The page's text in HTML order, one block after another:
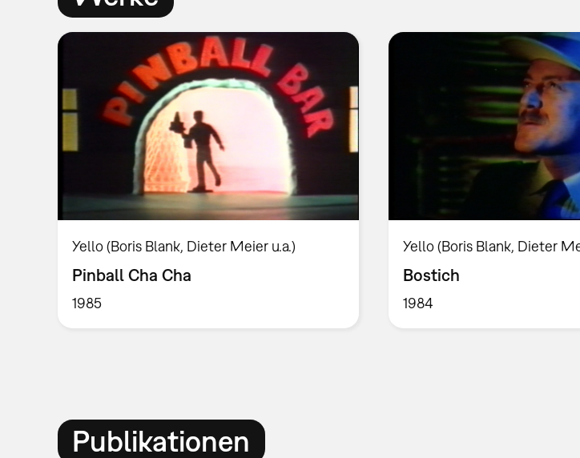
Yello (Boris Blank, Dieter Meier u.a.)
Pinball Cha Cha
1985
Yello (Boris Blank, Dieter
Bostich
1984
Publikationen